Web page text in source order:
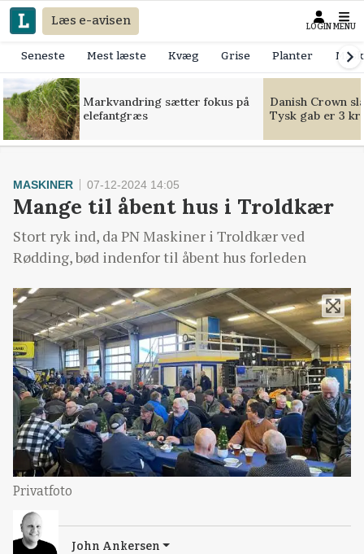
Læs e-avisen LOGIN MENU
Seneste Mest læste Kvæg Grise Planter
Markvandring sætter fokus på
elefantgræs
Danish Crown
Tysk gab er 3
MASKINER 07-12-2024 14:05
Mange til åbent hus i Troldkær
Stort ryk ind, da PN Maskiner i Troldkær ved
Rødding, bød indenfor til åbent hus forleden
Privatfoto
John Ankersen